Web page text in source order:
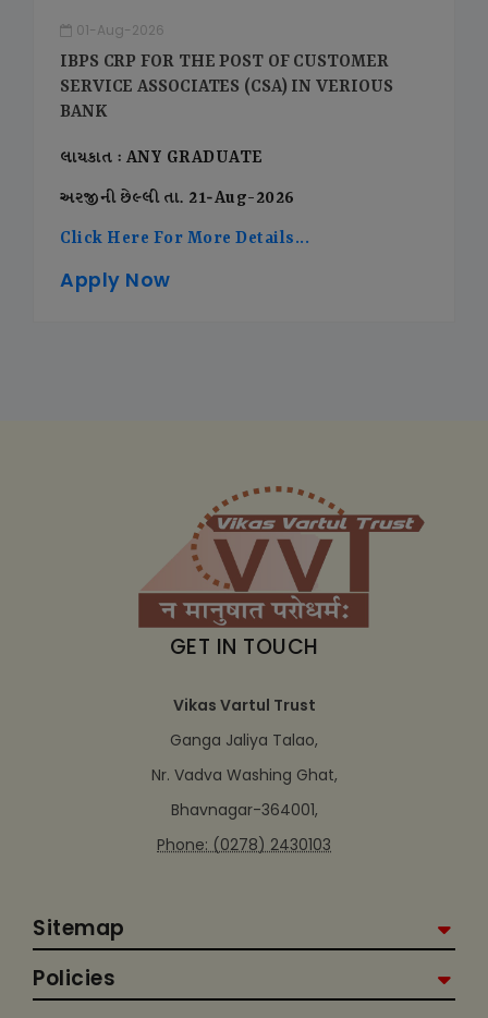
01-Aug-2026
IBPS CRP FOR THE POST OF CUSTOMER
SERVICE ASSOCIATES (CSA) IN VERIOUS
BANK
લાયકાત : ANY GRADUATE
અરજીની છેલ્લી તા. 21-Aug-2026
Click Here For More Details...
Apply Now
GET IN TOUCH
Vikas Vartul Trust
Ganga Jaliya Talao,
Nr. Vadva Washing Ghat,
Bhavnagar-364001,
Phone: (0278) 2430103
Sitemap
Policies